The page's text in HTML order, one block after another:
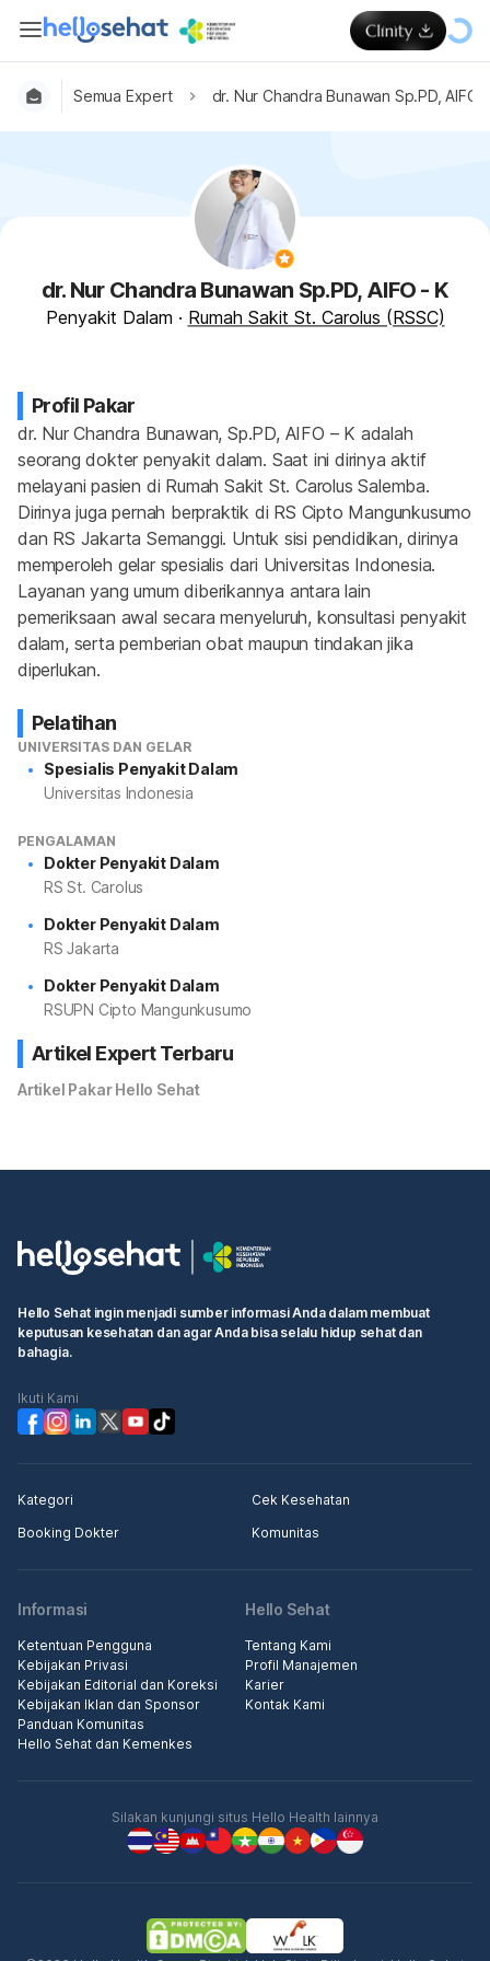
Semua Expert dr. Nur Chandra Bunawan Sp.PD, AIFO
dr. Nur Chandra Bunawan Sp.PD, AIFO - K
Penyakit Dalam · Rumah Sakit St. Carolus (RSSC)
Profil Pakar
dr. Nur Chandra Bunawan, Sp.PD, AIFO – K adalah
seorang dokter penyakit dalam. Saat ini dirinya aktif
melayani pasien di Rumah Sakit St. Carolus Salemba.
Dirinya juga pernah berpraktik di RS Cipto Mangunkusumo
dan RS Jakarta Semanggi. Untuk sisi pendidikan, dirinya
memperoleh gelar spesialis dari Universitas Indonesia.
Layanan yang umum diberikannya antara lain
pemeriksaan awal secara menyeluruh, konsultasi penyakit
dalam, serta pemberian obat maupun tindakan jika
diperlukan.
Pelatihan
UNIVERSITAS DAN GELAR
Spesialis Penyakit Dalam
Universitas Indonesia
PENGALAMAN
Dokter Penyakit Dalam
RS St. Carolus
Dokter Penyakit Dalam
RS Jakarta
Dokter Penyakit Dalam
RSUPN Cipto Mangunkusumo
Artikel Expert Terbaru
Artikel Pakar Hello Sehat
Hello Sehat ingin menjadi sumber informasi Anda dalam membuat
keputusan kesehatan dan agar Anda bisa selalu hidup sehat dan
bahagia.
Ikuti Kami
Kategori
Cek Kesehatan
Booking Dokter
Komunitas
Informasi
Ketentuan Pengguna
Kebijakan Privasi
Kebijakan Editorial dan Koreksi
Kebijakan Iklan dan Sponsor
Panduan Komunitas
Hello Sehat dan Kemenkes
Hello Sehat
Tentang Kami
Profil Manajemen
Karier
Kontak Kami
Silakan kunjungi situs Hello Health lainnya